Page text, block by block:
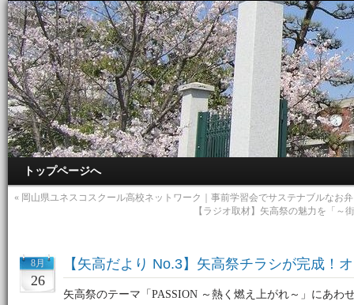
トップページへ
« 岡山県ユネスコスクール高校ネットワーク｜事前学習会でサステナブルなお
【ラジオ取材】矢高祭の魅力を「～
8月
26
【矢高だより No.3】矢高祭チラシが完成！
矢高祭のテーマ「PASSION ～熱く燃え上がれ～」にあわ